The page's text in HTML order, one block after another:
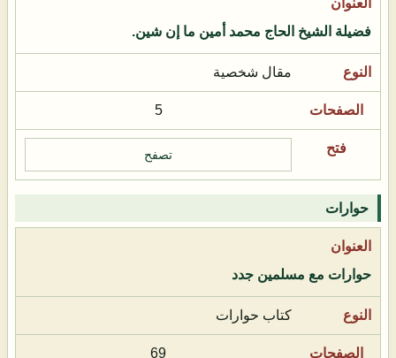
فضيلة الشيخ الحاج محمد أمين ما إن شين.
مقال شخصية
5
تصفح
حوارات
حوارات مع مسلمين جدد
كتاب حوارات
69